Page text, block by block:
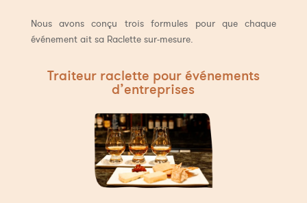
Nous avons conçu trois formules pour que chaque
événement ait sa Raclette sur-mesure.
Traiteur raclette pour événements
d’entreprises